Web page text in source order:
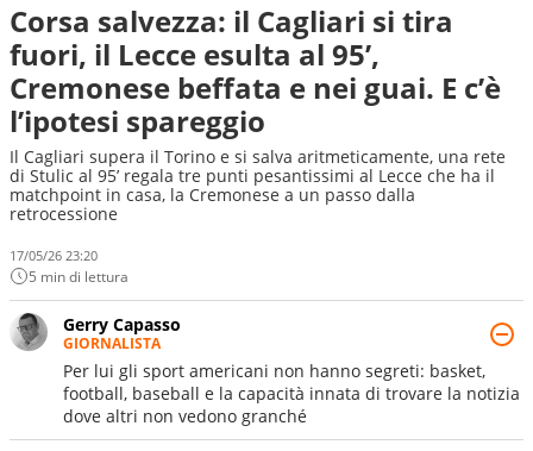
Corsa salvezza: il Cagliari si tira
fuori, il Lecce esulta al 95’,
Cremonese beffata e nei guai. E c’è
l’ipotesi spareggio
Il Cagliari supera il Torino e si salva aritmeticamente, una rete
di Stulic al 95’ regala tre punti pesantissimi al Lecce che ha il
matchpoint in casa, la Cremonese a un passo dalla
retrocessione
17/05/26 23:20
5 min di lettura
Gerry Capasso
GIORNALISTA
Per lui gli sport americani non hanno segreti: basket,
football, baseball e la capacità innata di trovare la notizia
dove altri non vedono granché